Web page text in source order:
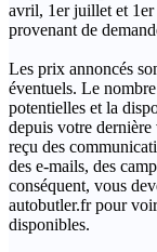
avril, 1er juillet et 1er
provenant de
Les prix annoncés
éventuels. Le
potentielles et la
depuis votre
reçu des
des e-mails, des
conséquent, vous
autobutler.fr pour
disponibles.